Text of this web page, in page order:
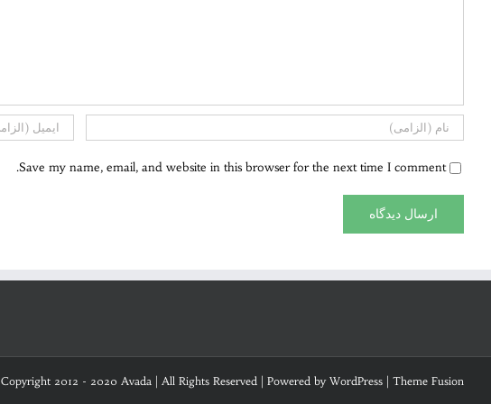
Save my name, email, and website in this browser for the next time I comment.
Copyright 2012 - 2020 Avada | All Rights Reserved | Powered by WordPress Theme Fusion